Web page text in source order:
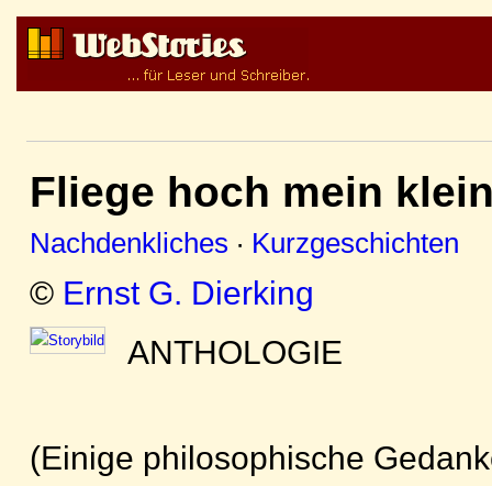
Fliege hoch mein
Nachdenkliches · Kurzgeschichten
© Ernst G. Dierking
ANTHOLOGIE
(Einige philosophische